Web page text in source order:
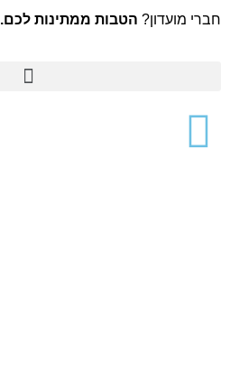
חברי מועדון? הטבות ממתינות לכם.